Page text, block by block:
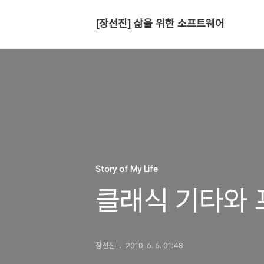
[장선진] 삶을 위한 소프트웨어
Story of My Life
클래식 기타와
장선진 2010. 6. 6. 01:48